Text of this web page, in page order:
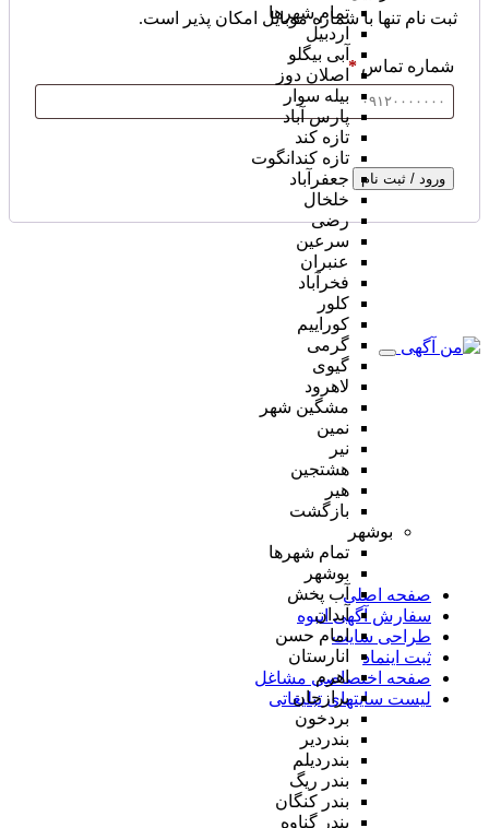
ثبت نام تنها با شماره موبایل امکان پذیر است.
شماره تماس *
ورود / ثبت نام
تمام شهر‌ها
اردبیل
آبی بیگلو
اصلان دوز
بیله سوار
پارس آباد
تازه کند
تازه کندانگوت
جعفرآباد
خلخال
رضی
سرعین
عنبران
فخرآباد
کلور
کوراییم
گرمی
گیوی
لاهرود
مشگین شهر
نمین
نیر
هشتجین
هیر
بازگشت
بوشهر
تمام شهر‌ها
بوشهر
آب پخش
آبدان
امام حسن
انارستان
اهرم
برازجان
بردخون
بندردیر
بندردیلم
بندر ریگ
بندر کنگان
بندر گناوه
صفحه اصلی
سفارش آگهی انبوه
طراحی سایت
ثبت اینماد
صفحه اختصاصی مشاغل
لیست سایتهای تبلیغاتی